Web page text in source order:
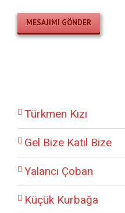
Türkmen Kızı
Gel Bize Katıl Bize
Yalancı Çoban
Küçük Kurbağa